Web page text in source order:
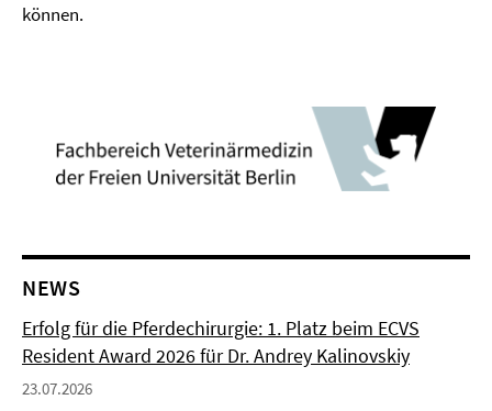
können.
NEWS
Erfolg für die Pferdechirurgie: 1. Platz beim ECVS
Resident Award 2026 für Dr. Andrey Kalinovskiy
23.07.2026